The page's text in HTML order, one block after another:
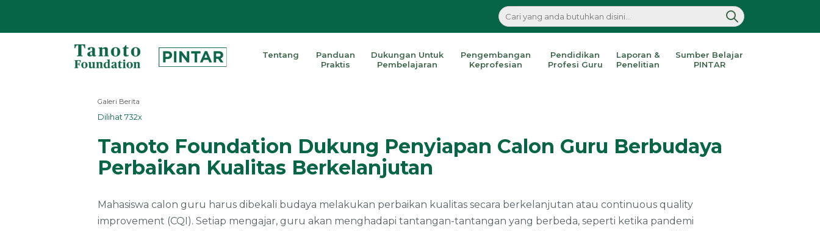
Tanoto
Tentang
Panduan
Praktis
Dukungan Untuk
Pembelajaran
Pengembangan
Keprofesian
Pendidikan
Profesi Guru
Laporan &
Penelitian
Sumber Belajar
PINTAR
Galeri Berita
Dilihat 732x
Tanoto Foundation Dukung Penyiapan Calon Guru Berbudaya
Perbaikan Kualitas Berkelanjutan
Mahasiswa calon guru harus dibekali budaya melakukan perbaikan kualitas secara berkelanjutan atau continuous quality
improvement (CQI). Setiap mengajar, guru akan menghadapi tantangan-tantangan yang berbeda, seperti ketika pandemi